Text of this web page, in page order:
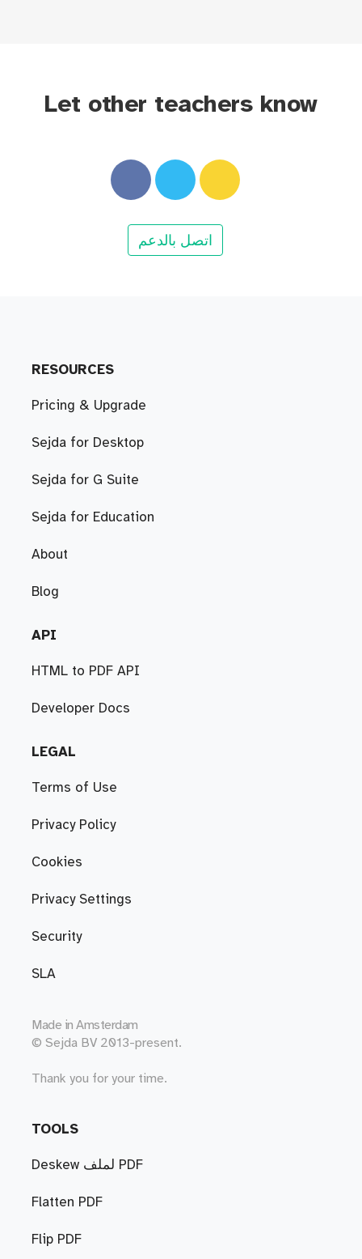
Let other teachers know
اتصل بالدعم
RESOURCES
Pricing & Upgrade
Sejda for Desktop
Sejda for G Suite
Sejda for Education
About
Blog
API
HTML to PDF API
Developer Docs
LEGAL
Terms of Use
Privacy Policy
Cookies
Privacy Settings
Security
SLA
Made in Amsterdam
© Sejda BV 2013-present.
Thank you for your time.
TOOLS
Deskew لملف PDF
Flatten PDF
Flip PDF